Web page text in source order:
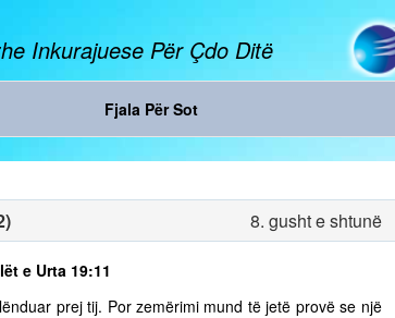
Inkurajuese Për Çdo Ditë
Fjala Për Sot
8. gusht e shtunë
e Urta 19:11
prej tij. Por zemërimi mund të jetë provë se një